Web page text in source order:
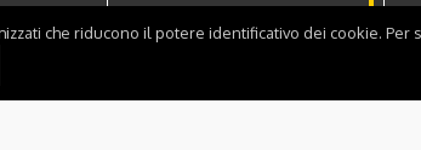
che riducono il potere identificativo dei cookie. Per